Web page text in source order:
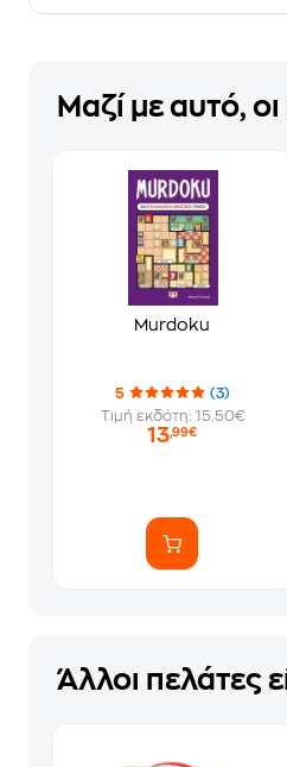
Μαζί με αυτό,
Murdoku
5
(3)
Τιμή εκδότη: 15.50€
13,99€
Άλλοι πελάτες